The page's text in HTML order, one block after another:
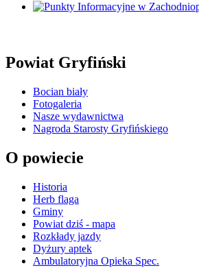
Powiat Gryfiński
Bocian biały
Fotogaleria
Nasze wydawnictwa
Nagroda Starosty Gryfińskiego
O powiecie
Historia
Herb flaga
Gminy
Powiat dziś - mapa
Rozkłady jazdy
Dyżury aptek
Ambulatoryjna Opieka Spec.